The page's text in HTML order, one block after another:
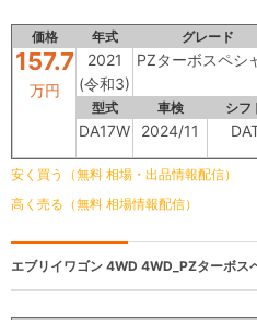
価格 年式 グレード
157.7
万円
2021
(令和3)
PZターボスペシ
型式 車検 シフ
DA17W 2024/11
安く買う（無料 相場・出品情報配信）
高く売る（無料 相場情報配信）
エブリイワゴン 4WD 4WD_PZターボス